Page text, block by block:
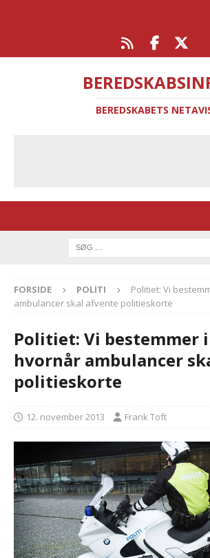
BEREDSKABETS
FORSIDE POLITI
Politiet: Vi
ambulancer skal afvente politieskorte
Politiet: Vi bestemmer
hvornår ambulancer
politieskorte
12. november 2013 Frank Toft